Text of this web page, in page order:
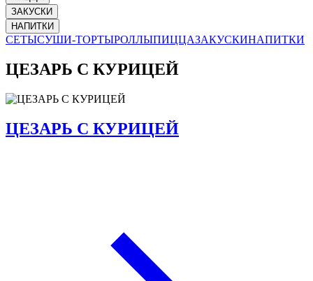
ЗАКУСКИ
НАПИТКИ
СЕТЫСУШИ-ТОРТЫРОЛЛЫПИЦЦАЗАКУСКИНАПИТКИ
ЦЕЗАРЬ С КУРИЦЕЙ
ЦЕЗАРЬ С КУРИЦЕЙ